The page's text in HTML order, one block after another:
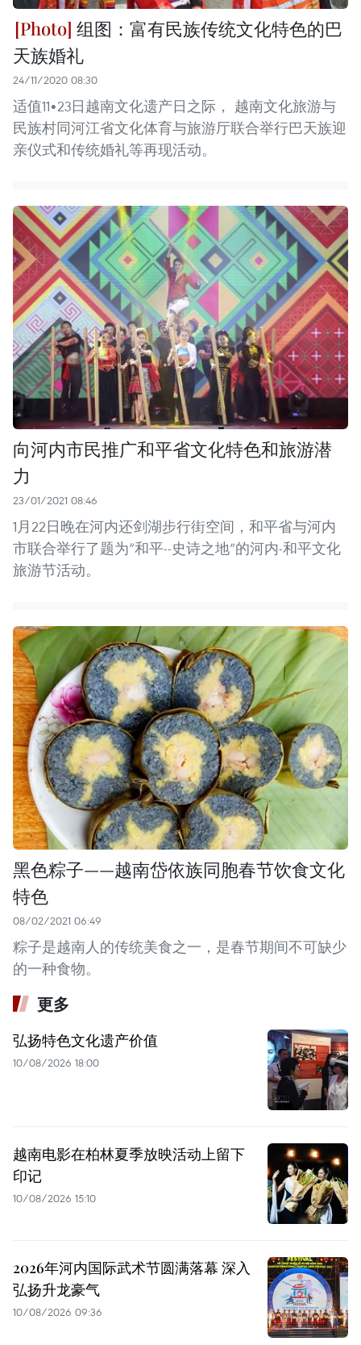
组图：富有民族传统文化特色的巴
天族婚礼
24/11/2020 08:30
适值11•23日越南文化遗产日之际， 越南文化旅游与
民族村同河江省文化体育与旅游厅联合举行巴天族迎
亲仪式和传统婚礼等再现活动。
向河内市民推广和平省文化特色和旅游潜
力
23/01/2021 08:46
1月22日晚在河内还剑湖步行街空间，和平省与河内
市联合举行了题为“和平--史诗之地”的河内-和平文化
旅游节活动。
黑色粽子——越南岱依族同胞春节饮食文化
特色
08/02/2021 06:49
粽子是越南人的传统美食之一，是春节期间不可缺少
的一种食物。
更多
弘扬特色文化遗产价值
10/08/2026 18:00
越南电影在柏林夏季放映活动上留下
印记
10/08/2026 15:10
2026年河内国际武术节圆满落幕 深入
弘扬升龙豪气
10/08/2026 09:36